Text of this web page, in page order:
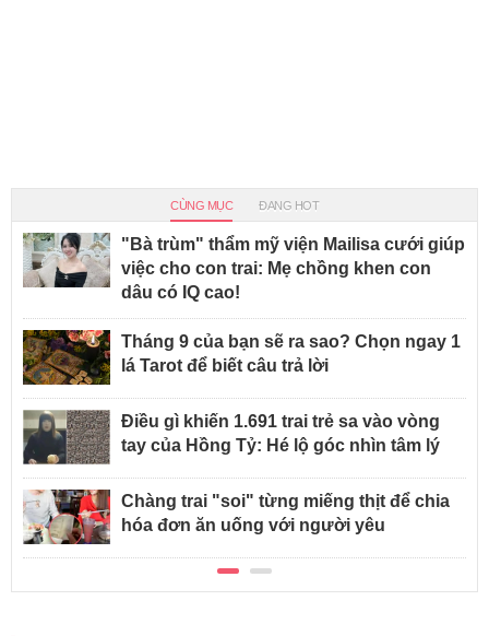
CÙNG MỤC ĐANG HOT
"Bà trùm" thẩm mỹ viện Mailisa cưới giúp
việc cho con trai: Mẹ chồng khen con
dâu có IQ cao!
Tháng 9 của bạn sẽ ra sao? Chọn ngay 1
lá Tarot để biết câu trả lời
Điều gì khiến 1.691 trai trẻ sa vào vòng
tay của Hồng Tỷ: Hé lộ góc nhìn tâm lý
Chàng trai "soi" từng miếng thịt để chia
hóa đơn ăn uống với người yêu